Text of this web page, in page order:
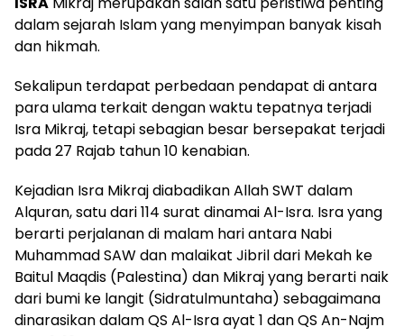
dalam sejarah Islam yang menyimpan banyak kisah
dan hikmah.
Sekalipun terdapat perbedaan pendapat di antara
para ulama terkait dengan waktu tepatnya terjadi
Isra Mikraj, tetapi sebagian besar bersepakat terjadi
pada 27 Rajab tahun 10 kenabian.
Kejadian Isra Mikraj diabadikan Allah SWT dalam
Alquran, satu dari 114 surat dinamai Al-Isra. Isra yang
berarti perjalanan di malam hari antara Nabi
Muhammad SAW dan malaikat Jibril dari Mekah ke
Baitul Maqdis (Palestina) dan Mikraj yang berarti naik
dari bumi ke la­ngit (Sidratulmuntaha) sebagaimana
dinarasikan dalam QS Al-Isra ayat 1 dan QS An-Najm